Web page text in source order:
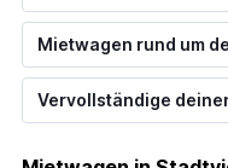
Mietwagen rund um
Vervollständige